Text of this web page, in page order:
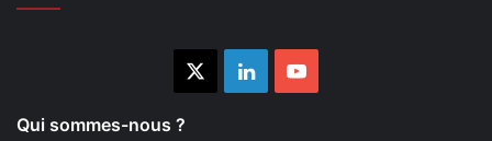
LinkedinYouTube
Qui sommes-nous ?